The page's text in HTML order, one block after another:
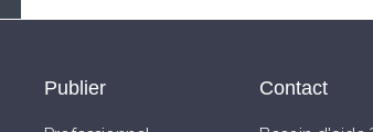
Publier Contact